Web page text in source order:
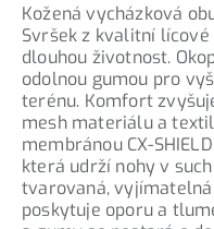
Kožená vycházková
Svršek z kvalitní
dlouhou životnost.
odolnou gumou pro
terénu. Komfort
mesh materiálu a
membránou CX-
která udrží nohy v
tvarovaná,
poskytuje oporu a